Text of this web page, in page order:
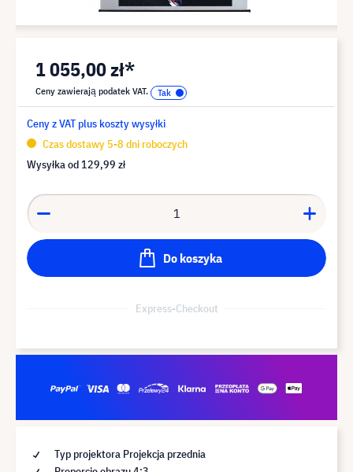
1 055,00 zł*
Ceny zawierają podatek VAT.
Ceny z VAT plus koszty wysyłki
Czas dostawy 5-8 dni roboczych
Wysyłka od 129,99 zł
Do koszyka
Express-Checkout
Typ projektora Projekcja przednia